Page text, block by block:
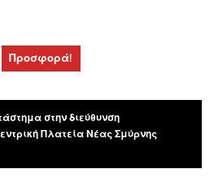
Προσφορά!
στην διεύθυνση
Πλατεία Νέας Σμύρνης